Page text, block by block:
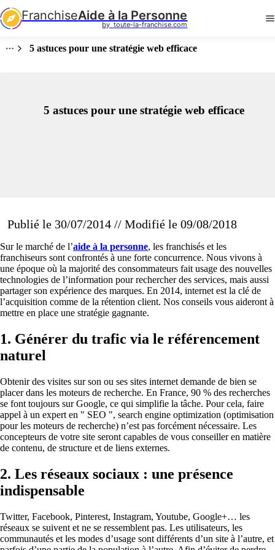
FranchiseAide à la Personne
by  toute-la-franchise.com
5 astuces pour une stratégie web efficace
5 astuces pour une stratégie web efficace
Publié le 30/07/2014 // Modifié le 09/08/2018
Sur le marché de l’aide à la personne, les franchisés et les
franchiseurs sont confrontés à une forte concurrence. Nous vivons à
une époque où la majorité des consommateurs fait usage des nouvelles
technologies de l’information pour rechercher des services, mais aussi
partager son expérience des marques. En 2014, internet est la clé de
l’acquisition comme de la rétention client. Nos conseils vous aideront à
mettre en place une stratégie gagnante.
1. Générer du trafic via le référencement
naturel
Obtenir des visites sur son ou ses sites internet demande de bien se
placer dans les moteurs de recherche. En France, 90 % des recherches
se font toujours sur Google, ce qui simplifie la tâche. Pour cela, faire
appel à un expert en " SEO ", search engine optimization (optimisation
pour les moteurs de recherche) n’est pas forcément nécessaire. Les
concepteurs de votre site seront capables de vous conseiller en matière
de contenu, de structure et de liens externes.
2. Les réseaux sociaux : une présence
indispensable
Twitter, Facebook, Pinterest, Instagram, Youtube, Google+… les
réseaux se suivent et ne se ressemblent pas. Les utilisateurs, les
communautés et les modes d’usage sont différents d’un site à l’autre, et